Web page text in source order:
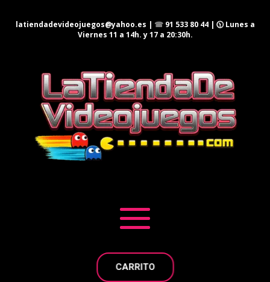
latiendadevideojuegos@yahoo.es | ☎ 91 533 80 44| 🕦 Lunes a
Viernes 11 a 14h. y 17 a 20:30h.
CARRITO